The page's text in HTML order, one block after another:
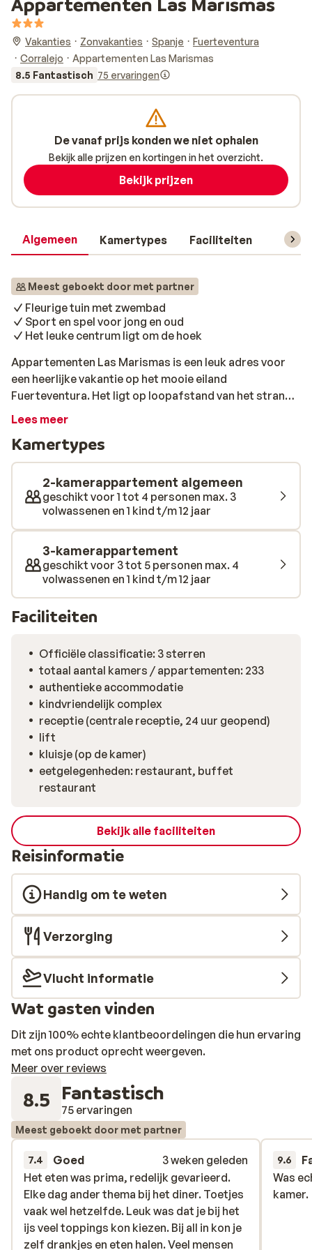
Vakanties Zonvakanties Spanje
Fuerteventura
Corralejo
Appartementen Las Marismas
8.5 Fantastisch 75 ervaringen
Algemeen Kamertypes Faciliteiten
Meest geboekt door met partner
Fleurige tuin met zwembad
Sport en spel voor jong en oud
Het leuke centrum ligt om de hoek
Appartementen Las Marismas is een leuk adres voor
een heerlijke vakantie op het mooie eiland
Fuerteventura. Het ligt op loopafstand van het strand
en het levendige centrum vol restaurants, bars en
liggen iets verder weg. Maar met een huurauto of taxi
ben je er in no-time en kun je de hele dag genieten van
zon en zee. Blijf je liever in de fleurige tuin van de
appartementen? Dan hoef je je geen moment te
vervelen. Er is een prachtig zwembad voor de nodige
uurtjes waterpret. En heb je daarna nog wat energie
over, dan is er de mogelijkheid voor een potje tennis of
mini-golf. Voor kinderen is het een feestje in dit hotel,
want er is een kinderbadje en zij kunnen meedoen met
allerlei spellen bij de miniclub. De appartementen van
Las Marismas zijn netjes ingericht en fijn om in thuis te
last but not least: bij de bar kun je iedere dag genieten
van jouw favoriete drankje. Dit wordt een heerlijke
vakantie!
Lees meer
Kamertypes
2-kamerappartement algemeen
geschikt voor 1 tot 4 personen max. 3
volwassenen en 1 kind t/m 12 jaar
3-kamerappartement
geschikt voor 3 tot 5 personen max. 4
volwassenen en 1 kind t/m 12 jaar
Faciliteiten
Officiële classificatie: 3 sterren
totaal aantal kamers / appartementen: 233
authentieke accommodatie
kindvriendelijk complex
receptie (centrale receptie, 24 uur geopend)
lift
kluisje (op de kamer)
eetgelegenheden: restaurant, buffet
restaurant
Bekijk alle faciliteiten
Reisinformatie
Handig om te weten
Verzorging
Vlucht informatie
Wat gasten vinden
Dit zijn 100% echte klantbeoordelingen die hun ervaring
met ons product oprecht weergeven.
Meer over reviews
8.5 Fantastisch
75 ervaringen
Meest geboekt door met partner
7.4 Goed
3 weken geleden
Het eten was prima, redelijk gevarieerd.
Elke dag ander thema bij het diner. Toetjes
vaak wel hetzelfde. Leuk was dat je bij het
ijs veel toppings kon kiezen. Bij all in kon je
zelf drankjes en eten halen. Veel mensen
Het eten was prima, redelijk gevarieerd.
Elke dag ander thema bij het diner. Toetjes
vaak wel hetzelfde. Leuk was dat je bij het
ijs veel toppings kon kiezen. Bij all in kon je
zelf drankjes en eten halen. Veel mensen
9.6
Was
kamer.
Was
kamer.
De vanaf prijs konden we niet ophalen
Bekijk alle prijzen en kortingen in het overzicht.
Bekijk prijzen